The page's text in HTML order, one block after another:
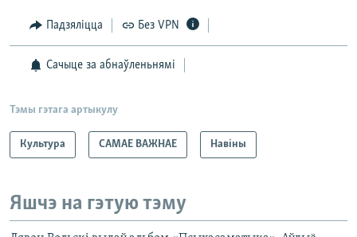
Падзяліцца Без VPN
Сачыце за абнаўленьнямі
Тэмы гэтага артыкулу
Культура САМАЕ ВАЖНАЕ Навіны
Яшчэ на гэтую тэму